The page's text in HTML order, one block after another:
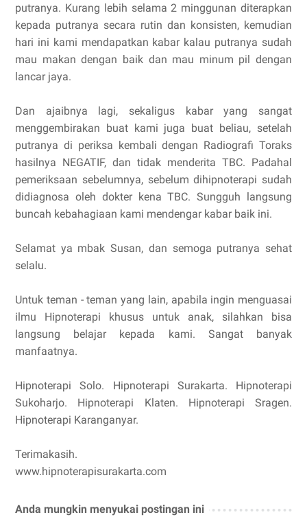
putranya. Kurang lebih selama 2 minggunan diterapkan
kepada putranya secara rutin dan konsisten, kemudian
hari ini kami mendapatkan kabar kalau putranya sudah
mau makan dengan baik dan mau minum pil dengan
lancar jaya.
Dan ajaibnya lagi, sekaligus kabar yang sangat
menggembirakan buat kami juga buat beliau, setelah
putranya di periksa kembali dengan Radiografi Toraks
hasilnya NEGATIF, dan tidak menderita TBC. Padahal
pemeriksaan sebelumnya, sebelum dihipnoterapi sudah
didiagnosa oleh dokter kena TBC. Sungguh langsung
buncah kebahagiaan kami mendengar kabar baik ini.
Selamat ya mbak Susan, dan semoga putranya sehat
selalu.
Untuk teman - teman yang lain, apabila ingin menguasai
ilmu Hipnoterapi khusus untuk anak, silahkan bisa
langsung belajar kepada kami. Sangat banyak
manfaatnya.
Hipnoterapi Solo. Hipnoterapi Surakarta. Hipnoterapi
Sukoharjo. Hipnoterapi Klaten. Hipnoterapi Sragen.
Hipnoterapi Karanganyar.
Terimakasih.
www.hipnoterapisurakarta.com
Anda mungkin menyukai postingan ini